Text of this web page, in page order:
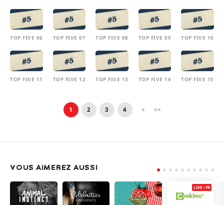
TOP FIVE 06 TOP FIVE 07 TOP FIVE 08 TOP FIVE 09 TOP FIVE 10
TOP FIVE 11 TOP FIVE 12 TOP FIVE 13 TOP FIVE 14 TOP FIVE 15
1 2 3 4 > >>
VOUS AIMEREZ AUSSI
LIVE • FR